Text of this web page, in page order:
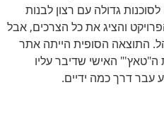
גדולה עם רצון לבנות
והציג את כל הצרכים, אבל
התוצאה הסופית הייתה אתר
האישי שדיבר עליו
עבר דרך כמה ידיים.